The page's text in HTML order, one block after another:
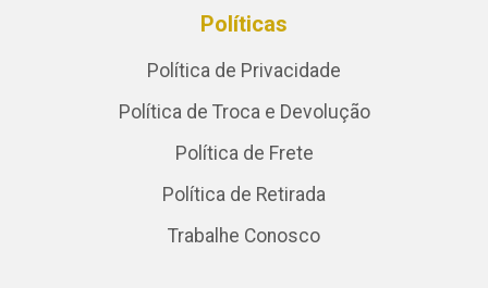
Políticas
Política de Privacidade
Política de Troca e Devolução
Política de Frete
Política de Retirada
Trabalhe Conosco